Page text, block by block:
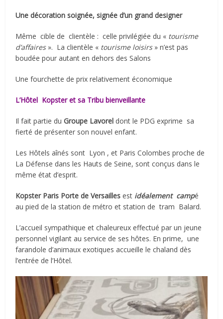
Une décoration soignée, signée d’un grand designer
Même cible de clientèle : celle privilégiée du « tourisme
d’affaires». La clientèle « tourisme loisirs» n’est pas
boudée pour autant en dehors des Salons
Une fourchette de prix relativement économique
L’Hôtel Kopster et sa Tribu bienveillante
Il fait partie duGroupe Lavorel dont le PDG exprime sa
fierté de présenter son nouvel enfant.
Les Hôtels aînés sont Lyon , et Paris Colombes proche de
La Défense dans les Hauts de Seine, sont conçus dans le
même état d’esprit.
Kopster Paris Porte de Versailles est idéalement campé
au pied de la station de métro et station de tram Balard.
L’accueil sympathique et chaleureux effectué par un jeune
personnel vigilant au service de ses hôtes. En prime, une
farandole d’animaux exotiques accueille le chaland dès
l’entrée de l’Hôtel.